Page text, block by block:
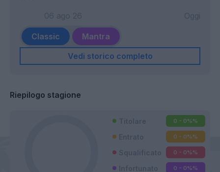
Classic
Mantra
Vedi storico completo
Riepilogo stagione
0 - 0%%
0 - 0%%
0 - 0%%
0 - 0%%